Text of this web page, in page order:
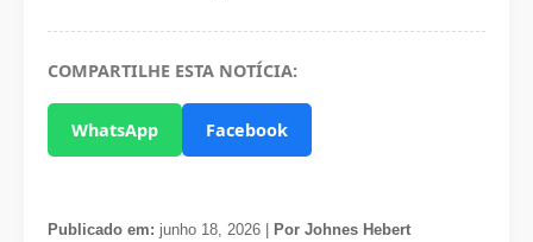
COMPARTILHE ESTA NOTÍCIA:
WhatsApp Facebook
Publicado em: junho 18, 2026 | Por Johnes Hebert